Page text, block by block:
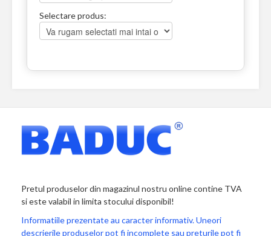
Selectare produs:
Pretul produselor din magazinul nostru online contine TVA
si este valabil in limita stocului disponibil!
Informatiile prezentate au caracter informativ. Uneori
descrierile produselor pot fi incomplete sau preturile pot fi